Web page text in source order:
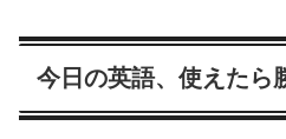
今日の英語、使えたら